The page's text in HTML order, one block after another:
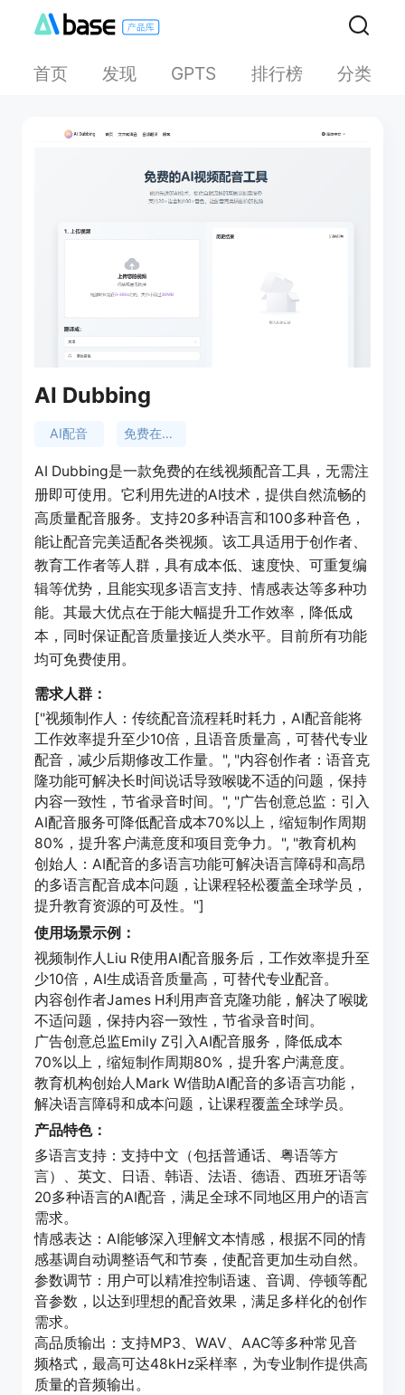
首页 发现 GPTS 排行榜 分类
AI Dubbing
AI配音 免费在线工具
AI Dubbing是一款免费的在线视频配音工具，无需注
册即可使用。它利用先进的AI技术，提供自然流畅的
高质量配音服务。支持20多种语言和100多种音色，
能让配音完美适配各类视频。该工具适用于创作者、
教育工作者等人群，具有成本低、速度快、可重复编
辑等优势，且能实现多语言支持、情感表达等多种功
能。其最大优点在于能大幅提升工作效率，降低成
本，同时保证配音质量接近人类水平。目前所有功能
均可免费使用。
需求人群：
["视频制作人：传统配音流程耗时耗力，AI配音能将
工作效率提升至少10倍，且语音质量高，可替代专业
配音，减少后期修改工作量。", "内容创作者：语音克
隆功能可解决长时间说话导致喉咙不适的问题，保持
内容一致性，节省录音时间。", "广告创意总监：引入
AI配音服务可降低配音成本70%以上，缩短制作周期
80%，提升客户满意度和项目竞争力。", "教育机构
创始人：AI配音的多语言功能可解决语言障碍和高昂
的多语言配音成本问题，让课程轻松覆盖全球学员，
提升教育资源的可及性。"]
使用场景示例：
视频制作人Liu R使用AI配音服务后，工作效率提升至
少10倍，AI生成语音质量高，可替代专业配音。
内容创作者James H利用声音克隆功能，解决了喉咙
不适问题，保持内容一致性，节省录音时间。
广告创意总监Emily Z引入AI配音服务，降低成本
70%以上，缩短制作周期80%，提升客户满意度。
教育机构创始人Mark W借助AI配音的多语言功能，
解决语言障碍和成本问题，让课程覆盖全球学员。
产品特色：
多语言支持：支持中文（包括普通话、粤语等方
言）、英文、日语、韩语、法语、德语、西班牙语等
20多种语言的AI配音，满足全球不同地区用户的语言
需求。
情感表达：AI能够深入理解文本情感，根据不同的情
感基调自动调整语气和节奏，使配音更加生动自然。
参数调节：用户可以精准控制语速、音调、停顿等配
音参数，以达到理想的配音效果，满足多样化的创作
需求。
高品质输出：支持MP3、WAV、AAC等多种常见音
频格式，最高可达48kHz采样率，为专业制作提供高
质量的音频输出。